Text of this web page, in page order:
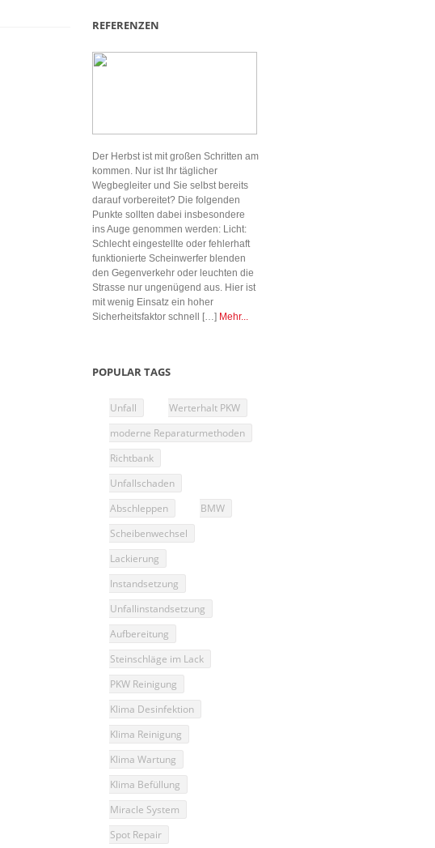
REFERENZEN
Der Herbst ist mit großen Schritten am
kommen. Nur ist Ihr täglicher
Wegbegleiter und Sie selbst bereits
darauf vorbereitet? Die folgenden
Punkte sollten dabei insbesondere
ins Auge genommen werden: Licht:
Schlecht eingestellte oder fehlerhaft
funktionierte Scheinwerfer blenden
den Gegenverkehr oder leuchten die
Strasse nur ungenügend aus. Hier ist
mit wenig Einsatz ein hoher
Sicherheitsfaktor schnell […] Mehr...
POPULAR TAGS
Unfall
Werterhalt PKW
moderne Reparaturmethoden
Richtbank
Unfallschaden
Abschleppen
BMW
Scheibenwechsel
Lackierung
Instandsetzung
Unfallinstandsetzung
Aufbereitung
Steinschläge im Lack
PKW Reinigung
Klima Desinfektion
Klima Reinigung
Klima Wartung
Klima Befüllung
Miracle System
Spot Repair